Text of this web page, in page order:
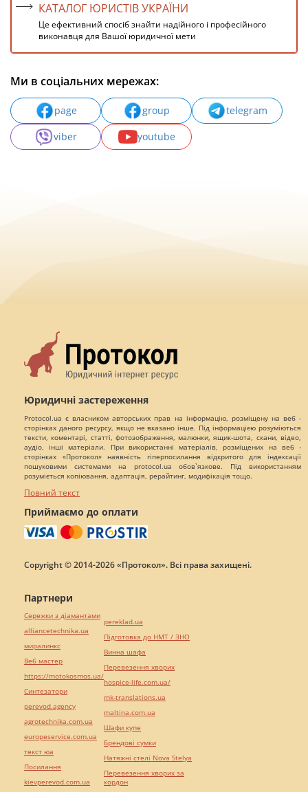
КАТАЛОГ ЮРИСТІВ УКРАЇНИ
Це ефективний спосіб знайти надійного і професійного
виконавця для Вашої юридичної мети
Ми в соціальних мережах:
page group
telegram
viber
youtube
Юридичні застереження
Protocol.ua є власником авторських прав на інформацію, розміщену на веб -
сторінках даного ресурсу, якщо не вказано інше. Під інформацією розуміються
тексти, коментарі, статті, фотозображення, малюнки, ящик-шота, скани, відео,
аудіо, інші матеріали. При використанні матеріалів, розміщених на веб -
сторінках «Протокол» наявність гіперпосилання відкритого для індексації
пошуковими системами на protocol.ua обов`язкове. Під використанням
розуміється копіювання, адаптація, рерайтинг, модифікація тощо.
Повний текст
Приймаємо до оплати
Copyright © 2014-2026 «Протокол». Всі права захищені.
Партнери
Сережки з діамантами
alliancetechnika.ua
миралинкс
Веб мастер
https://motokosmos.ua/
Синтезатори
perevod.agency
agrotechnika.com.ua
europeservice.com.ua
текст юа
Посилання
kievperevod.com.ua
pereklad.ua
Підготовка до НМТ / ЗНО
Винна шафа
Перевезення хворих
hospice-life.com.ua/
mk-translations.ua
maltina.com.ua
Шафи купе
Брендові сумки
Натяжні стелі Nova Stelya
Перевезення хворих за
кордон